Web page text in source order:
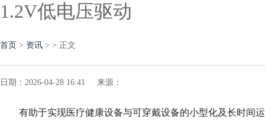
1.2V低电压驱动
首页 > 资讯 > > 正文
日期：2026-04-28 16:41 来源：
有助于实现医疗健康设备与可穿戴设备的小型化及长时间